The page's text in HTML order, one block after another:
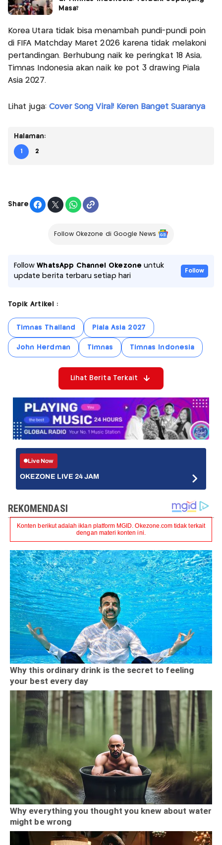
Masa?
Korea Utara tidak bisa menambah pundi-pundi poin
di FIFA Matchday Maret 2026 karena tidak melakoni
pertandingan. Berhubung naik ke peringkat 18 Asia,
Timnas Indonesia akan naik ke pot 3 drawing Piala
Asia 2027.
Lihat juga: Cover Song Viral! Keren Banget Suaranya
Halaman:
1 2
Share
Follow Okezone di Google News
FollowWhatsApp Channel Okezone untuk
update berita terbaru setiap hari
Follow
Topik Artikel :
Timnas Thailand Piala Asia 2027
John Herdman Timnas Timnas Indonesia
Lihat Berita Terkait
Live Now
OKEZONE LIVE 24 JAM